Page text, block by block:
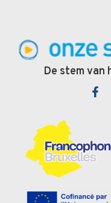
De stem van